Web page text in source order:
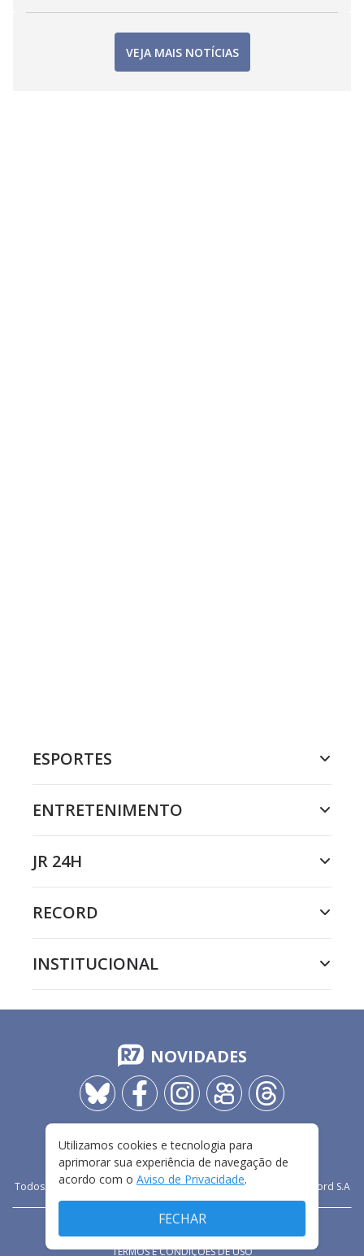
VEJA MAIS NOTÍCIAS
ESPORTES
ENTRETENIMENTO
JR 24H
RECORD
INSTITUCIONAL
NOVIDADES
Todos os direitos reservados - 2009-2026- Rádio e Televisão Record S.A
TERMOS E CONDIÇÕES DE USO
Utilizamos cookies e tecnologia para
aprimorar sua experiência de navegação de
acordo com o Aviso de Privacidade.
FECHAR